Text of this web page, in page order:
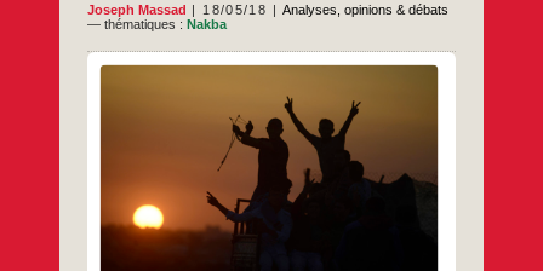
Joseph Massad 18/05/18
Analyses, opinions & débats
— thématiques : Nakba
Joseph Massad – The Electronic Intifada –
La conquête sioniste de la Palestine, qui a
commencé de façon aléatoire au début des
années 1880 et s’est intensifiée après le
tournant du siècle pour atteindre son
apogée lors de l’invasion et de l’occupation
du pays par les Britanniques, avant la fin de